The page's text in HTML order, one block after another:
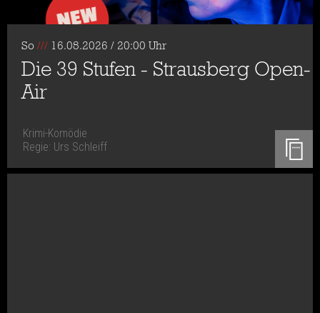
So /// 16.08.2026 / 20:00 Uhr
Die 39 Stufen - Strausberg Open-
Air
Krimi-Komödie
Regie: Urs Schleiff